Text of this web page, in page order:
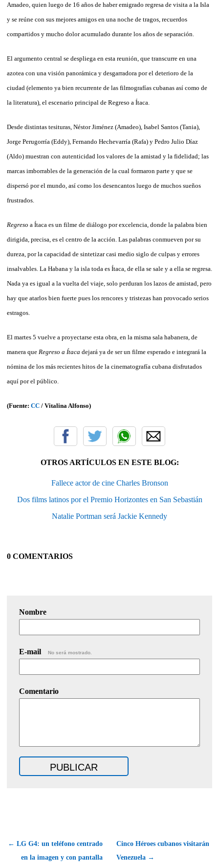
Amadeo, quien luego de 16 años de haber emigrado regresa de visita a la Isla
y se reúne con sus mejores amigos en una noche de tragos, recuerdos
compartidos y mucho dolor acumulado durante los años de separación.
El argumento central se despliega en esta reunión, que transcurre en una
azotea con una visión panorámica y desgarradora por el deterioro de la
ciudad (elemento ya bien recurrente de las filmografías cubanas así como de
la literatura), el escenario principal de Regreso a Ítaca.
Desde distintas tesituras, Néstor Jiménez (Amadeo), Isabel Santos (Tania),
Jorge Perugorría (Eddy), Fernando Hechevarría (Rafa) y Pedro Julio Díaz
(Aldo) muestran con autenticidad los valores de la amistad y la fidelidad; las
marcas imborrables de la generación de la cual formaron parte y que se
dispersó por el mundo, así como los desencantos luego de muchos sueños
frustrados.
Regreso a Ítaca es un filme de diálogo por excelencia, donde la palabra bien
dirigida, precisa, es el centro de la acción. Las palabras conmueven por su
dureza, por la capacidad de sintetizar casi medio siglo de culpas y errores
insalvables. La Habana y la isla toda es Ítaca, de ella se sale y a ella se regresa.
Nada ya es igual a la vuelta del viaje, solo perduran los lazos de amistad, pero
hay que atarlos bien fuerte pues los rencores y tristezas han provocado serios
estragos.
El martes 5 vuelve a proyectarse esta obra, en la misma sala habanera, de
manera que Regreso a Ítaca dejará ya de ser un filme esperado e integrará la
nómina de los más recientes hitos de la cinematografía cubana disfrutados
aquí por el público.
(Fuente: CC / Vitalina Alfonso)
OTROS ARTÍCULOS EN ESTE BLOG:
Fallece actor de cine Charles Bronson
Dos films latinos por el Premio Horizontes en San Sebastián
Natalie Portman será Jackie Kennedy
0 COMENTARIOS
Nombre
E-mail No será mostrado.
Comentario
← LG G4: un teléfono centrado
en la imagen y con pantalla
Cinco Héroes cubanos visitarán
Venezuela →